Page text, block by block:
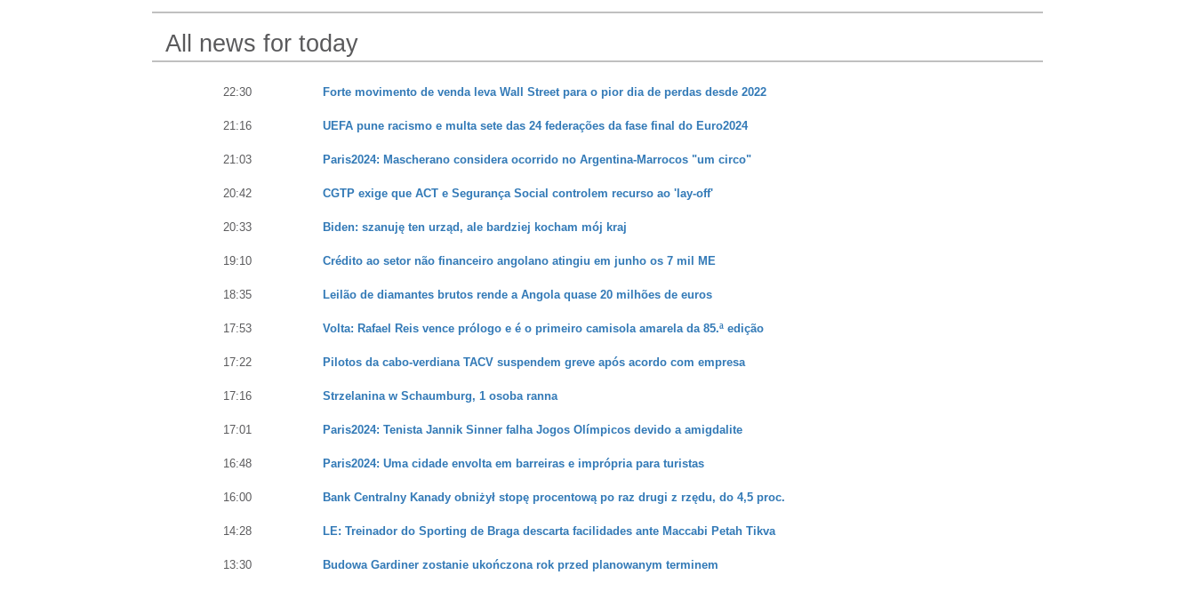
All news for today
22:30 Forte movimento de venda leva Wall Street para o pior dia de perdas desde 2022
21:16 UEFA pune racismo e multa sete das 24 federações da fase final do Euro2024
21:03 Paris2024: Mascherano considera ocorrido no Argentina-Marrocos "um circo"
20:42 CGTP exige que ACT e Segurança Social controlem recurso ao 'lay-off'
20:33 Biden: szanuję ten urząd, ale bardziej kocham mój kraj
19:10 Crédito ao setor não financeiro angolano atingiu em junho os 7 mil ME
18:35 Leilão de diamantes brutos rende a Angola quase 20 milhões de euros
17:53 Volta: Rafael Reis vence prólogo e é o primeiro camisola amarela da 85.ª edição
17:22 Pilotos da cabo-verdiana TACV suspendem greve após acordo com empresa
17:16 Strzelanina w Schaumburg, 1 osoba ranna
17:01 Paris2024: Tenista Jannik Sinner falha Jogos Olímpicos devido a amigdalite
16:48 Paris2024: Uma cidade envolta em barreiras e imprópria para turistas
16:00 Bank Centralny Kanady obniżył stopę procentową po raz drugi z rzędu, do 4,5 proc.
14:28 LE: Treinador do Sporting de Braga descarta facilidades ante Maccabi Petah Tikva
13:30 Budowa Gardiner zostanie ukończona rok przed planowanym terminem